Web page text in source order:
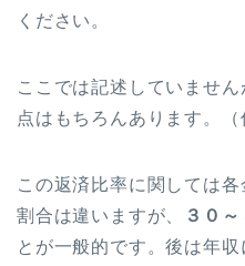
ください。
ここでは記述していませ
点はもちろんあります。（
この返済比率に関しては
割合は違いますが、
３０
とが一般的です。後は年